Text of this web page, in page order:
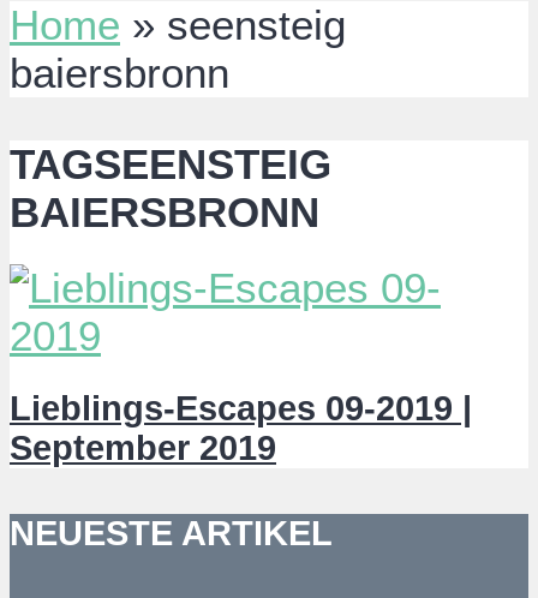
Home » seensteig
baiersbronn
TAGSEENSTEIG
BAIERSBRONN
Lieblings-Escapes 09-2019 |
September 2019
NEUESTE ARTIKEL